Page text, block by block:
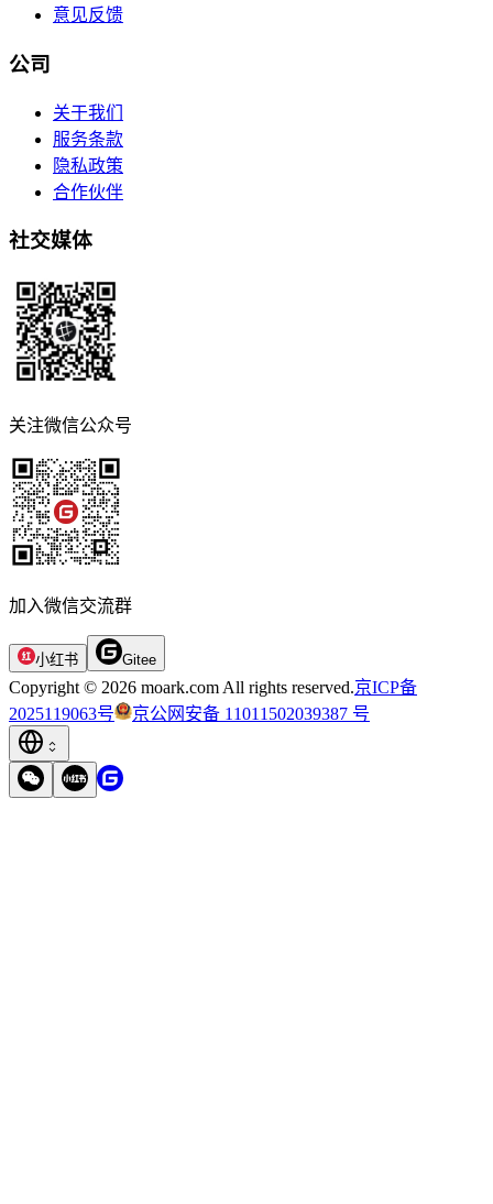
意见反馈
公司
关于我们
服务条款
隐私政策
合作伙伴
社交媒体
关注微信公众号
加入微信交流群
小红书 Gitee
Copyright © 2026 moark.com All rights reserved.京ICP备
2025119063号
京公网安备 11011502039387 号